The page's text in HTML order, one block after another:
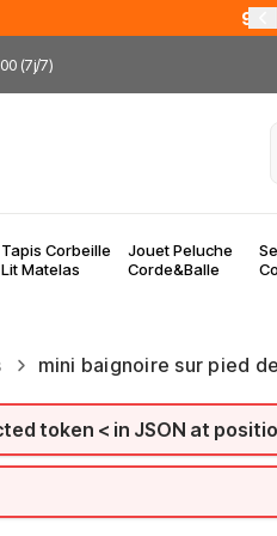
(7j/7)
Tapis Corbeille
Lit Matelas
Jouet Peluche
Corde&Balle
mini baignoire sur pied
token < in JSON at